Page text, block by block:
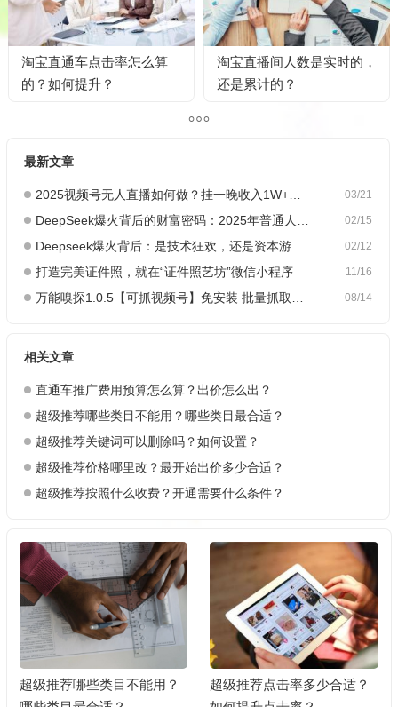
淘宝直通车点击率怎么算
的？如何提升？
淘宝直播间人数是实时的，
还是累计的？
最新文章
03/21
2025视频号无人直播如何做？挂一晚收入1W+，这份教程，小白可做~
02/15
DeepSeek爆火背后的财富密码：2025年普通人如何抓住AI创业风口？
02/12
Deepseek爆火背后：是技术狂欢，还是资本游戏？
11/16
打造完美证件照，就在“证件照艺坊”微信小程序
08/14
万能嗅探1.0.5【可抓视频号】免安装 批量抓取媒体文件
相关文章
直通车推广费用预算怎么算？出价怎么出？
超级推荐哪些类目不能用？哪些类目最合适？
超级推荐关键词可以删除吗？如何设置？
超级推荐价格哪里改？最开始出价多少合适？
超级推荐按照什么收费？开通需要什么条件？
超级推荐哪些类目不能用？
超级推荐点击率多少合适？